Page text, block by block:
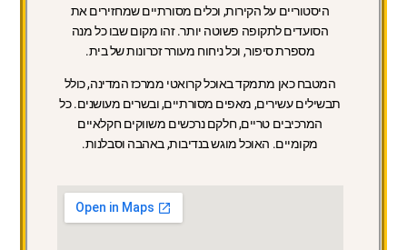
היסטוריים על הקירות, וכלים מסורתיים שמחזירים את
הסועדים לתקופה פשוטה יותר. זהו מקום שבו כל מנה
מספרת סיפור, וכל ניחוח מעורר זכרונות של בית.
המטבח כאן מתמקד באוכל קרואטי ממרכז המדינה, כולל
תבשילים עשירים, מאפים מסורתיים, ובשרים מעושנים. כל
המרכיבים טריים, חלקם נרכשים משווקים חקלאיים
מקומיים. האוכל מוגש בנדיבות, באהבה וסבלנות.